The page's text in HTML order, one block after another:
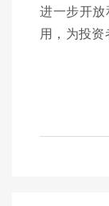
进一步开
用，为投资